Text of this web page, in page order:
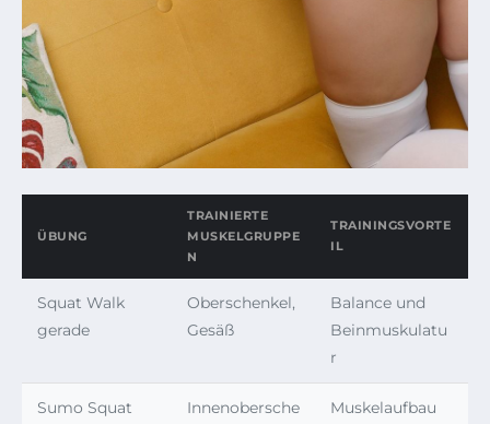
ÜBUNG
TRAINIERTE
MUSKELGRUPPE
N
TRAININGSVORTE
IL
Squat Walk
gerade
Oberschenkel,
Gesäß
Balance und
Beinmuskulatu
r
Sumo Squat
Innenobersche
Muskelaufbau